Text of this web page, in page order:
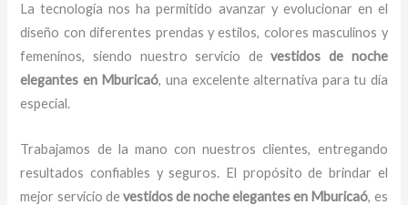
La tecnología nos ha permitido avanzar y evolucionar en el
diseño con diferentes prendas y estilos, colores masculinos y
femeninos, siendo nuestro servicio devestidos de noche
elegantes en Mburicaó, una excelente alternativa para tu día
especial.
Trabajamos de la mano con nuestros clientes, entregando
resultados confiables y seguros. El propósito de brindar el
mejor servicio devestidos de noche elegantesen Mburicaó, es